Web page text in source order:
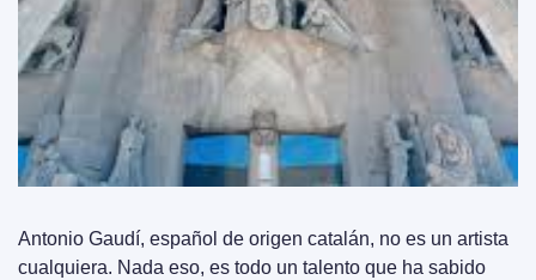
Antonio Gaudí, español de origen catalán, no es un artista
cualquiera. Nada eso, es todo un talento que ha sabido